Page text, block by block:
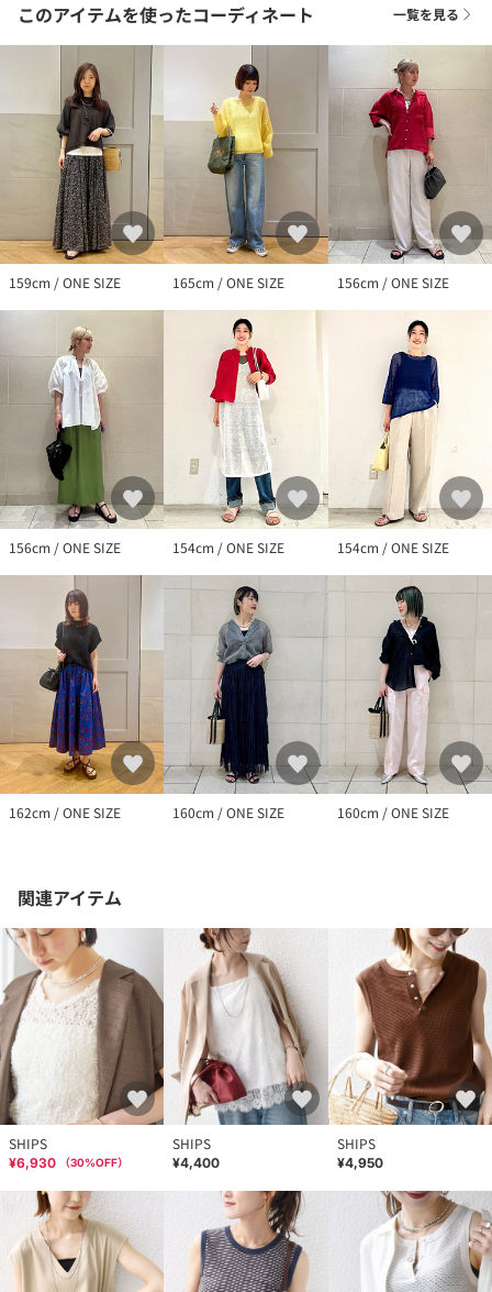
伸縮性：有
透け感：オフホワイト有
光沢感：無
水洗い：可
-------------------------------------
※【着丈】こちらの商品は肩から一番高い位置より計測しており
ます。予めご留意下さい。
※撮影環境により商品の色味が異なって見える場合がございま
す。商品のお色味は、物撮り画像をご参考にしてください。
※末永く愛用頂く為に、アテンションタグを必ずご確認の上、着
用又はお取り扱いください。
※画像の商品はサンプルです。
実際の商品と仕様、加工、サイズが若干異なる場合がございま
このアイテムを使ったコーディネート 一覧を見る
159cm / ONE SIZE 165cm / ONE SIZE 156cm / ONE SIZE
156cm / ONE SIZE 154cm / ONE SIZE 154cm / ONE SIZE
162cm / ONE SIZE 160cm / ONE SIZE 160cm / ONE SIZE
関連アイテム
SHIPS
¥6,930 （30%OFF）
SHIPS
¥4,400
SHIPS
¥4,950